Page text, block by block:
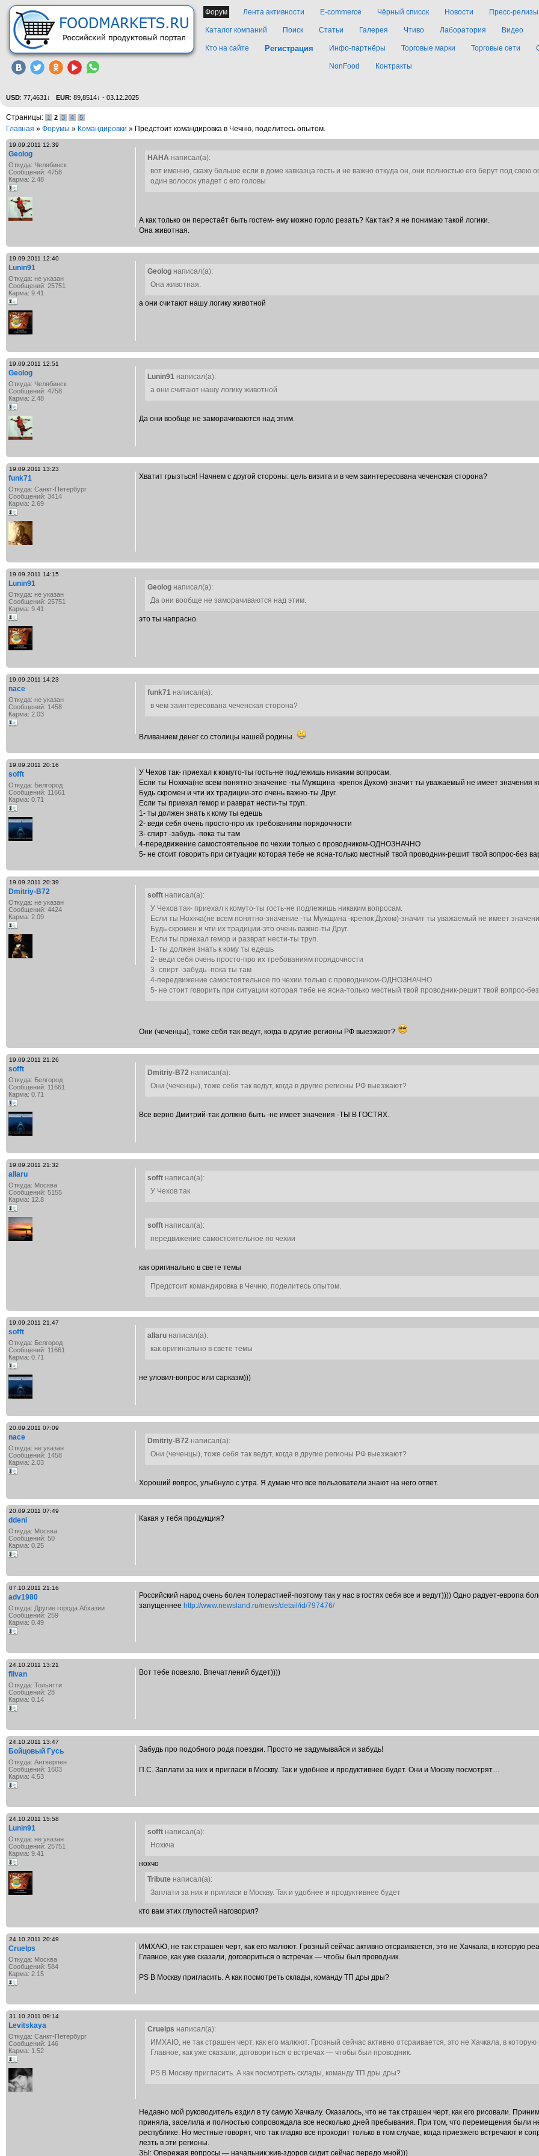
Форум Лента активности E-commerce Чёрный список Новости Пресс-релизы
Каталог компаний Поиск Статьи Галерея Чтиво Лаборатория Видео
Кто на сайте Регистрация Инфо-партнёры Торговые марки Торговые сети
NonFood Контракты
USD: 77,4631↓ EUR: 89,8514↓ - 03.12.2025
Страницы: 1 2 3 4 5
Главная » Форумы » Командировки » Предстоит командировка в Чечню, поделитесь опытом.
19.09.2011 12:39
Geolog
Откуда: Челябинск
Сообщений: 4758
Карма: 2.48
НАНА написал(а):
вот именно, скажу больше если в доме кавказца гость и не важно откуда он, они полностью его берут под свою
один волосок упадет с его головы
А как только он перестаёт быть гостем- ему можно горло резать? Как так? я не понимаю такой логики.
Она животная.
19.09.2011 12:40
Lunin91
Откуда: не указан
Сообщений: 25751
Карма: 9.41
Geolog написал(а):
Она животная.
а они считают нашу логику животной
19.09.2011 12:51
Geolog
Откуда: Челябинск
Сообщений: 4758
Карма: 2.48
Lunin91 написал(а):
а они считают нашу логику животной
Да они вообще не заморачиваются над этим.
19.09.2011 13:23
funk71
Откуда: Санкт-Петербург
Сообщений: 3414
Карма: 2.69
Хватит грызться! Начнем с другой стороны: цель визита и в чем заинтересована чеченская сторона?
19.09.2011 14:15
Lunin91
Откуда: не указан
Сообщений: 25751
Карма: 9.41
Geolog написал(а):
Да они вообще не заморачиваются над этим.
это ты напрасно.
19.09.2011 14:23
nace
Откуда: не указан
Сообщений: 1458
Карма: 2.03
funk71 написал(а):
в чем заинтересована чеченская сторона?
Вливанием денег со столицы нашей родины.
19.09.2011 20:16
sofft
Откуда: Белгород
Сообщений: 11661
Карма: 0.71
У Чехов так- приехал к комуто-ты гость-не подлежишь никаким вопросам.
Если ты Нохкча(не всем понятно-значение -ты Мужщина -крепок Духом)-значит ты уважаемый не имеет значения
Будь скромен и чти их традиции-это очень важно-ты Друг.
Если ты приехал гемор и разврат нести-ты труп.
1- ты должен знать к кому ты едешь
2- веди себя очень просто-про их требованиям порядочности
3- спирт -забудь -пока ты там
4-передвижение самостоятельное по чехии только с проводником-ОДНОЗНАЧНО
5- не стоит говорить при ситуации которая тебе не ясна-только местный твой проводник-решит твой вопрос-без
19.09.2011 20:39
Dmitriy-B72
Откуда: не указан
Сообщений: 4424
Карма: 2.09
sofft написал(а):
У Чехов так- приехал к комуто-ты гость-не подлежишь никаким вопросам.
Если ты Нохкча(не всем понятно-значение -ты Мужщина -крепок Духом)-значит ты уважаемый не имеет
Будь скромен и чти их традиции-это очень важно-ты Друг.
Если ты приехал гемор и разврат нести-ты труп.
1- ты должен знать к кому ты едешь
2- веди себя очень просто-про их требованиям порядочности
3- спирт -забудь -пока ты там
4-передвижение самостоятельное по чехии только с проводником-ОДНОЗНАЧНО
5- не стоит говорить при ситуации которая тебе не ясна-только местный твой проводник-решит твой вопрос-
Они (чеченцы), тоже себя так ведут, когда в другие регионы РФ выезжают?
19.09.2011 21:26
sofft
Откуда: Белгород
Сообщений: 11661
Карма: 0.71
Dmitriy-B72 написал(а):
Они (чеченцы), тоже себя так ведут, когда в другие регионы РФ выезжают?
Все верно Дмитрий-так должно быть -не имеет значения -ТЫ В ГОСТЯХ.
19.09.2011 21:32
allaru
Откуда: Москва
Сообщений: 5155
Карма: 12.8
sofft написал(а):
У Чехов так
sofft написал(а):
передвижение самостоятельное по чехии
как оригинально в свете темы
Предстоит командировка в Чечню, поделитесь опытом.
19.09.2011 21:47
sofft
Откуда: Белгород
Сообщений: 11661
Карма: 0.71
allaru написал(а):
как оригинально в свете темы
не уловил-вопрос или сарказм)))
20.09.2011 07:09
nace
Откуда: не указан
Сообщений: 1458
Карма: 2.03
Dmitriy-B72 написал(а):
Они (чеченцы), тоже себя так ведут, когда в другие регионы РФ выезжают?
Хороший вопрос, улыбнуло с утра. Я думаю что все пользователи знают на него ответ.
20.09.2011 07:49
ddeni
Откуда: Москва
Сообщений: 50
Карма: 0.25
Какая у тебя продукция?
07.10.2011 21:16
adv1980
Откуда: Другие города Абхазии
Сообщений: 259
Карма: 0.49
Российский народ очень болен толерастией-поэтому так у нас в гостях себя все и ведут)))) Одно радует-европа
запущеннее http://www.newsland.ru/news/detail/id/797476/
24.10.2011 13:21
fiivan
Откуда: Тольятти
Сообщений: 28
Карма: 0.14
Вот тебе повезло. Впечатлений будет))))
24.10.2011 13:47
Бойцовый Гусь
Откуда: Антверпен
Сообщений: 1603
Карма: 4.53
Забудь про подобного рода поездки. Просто не задумывайся и забудь!
П.С. Заплати за них и пригласи в Москву. Так и удобнее и продуктивнее будет. Они и Москву посмотрят…
24.10.2011 15:58
Lunin91
Откуда: не указан
Сообщений: 25751
Карма: 9.41
sofft написал(а):
Нохкча
нохчо
Tribute написал(а):
Заплати за них и пригласи в Москву. Так и удобнее и продуктивнее будет
кто вам этих глупостей наговорил?
24.10.2011 20:49
Cruelps
Откуда: Москва
Сообщений: 584
Карма: 2.15
ИМХАЮ, не так страшен черт, как его малюют. Грозный сейчас активно отсраивается, это не Хачкала, в которую
Главное, как уже сказали, договориться о встречах — чтобы был проводник.
PS В Москву пригласить. А как посмотреть склады, команду ТП дры дры?
31.10.2011 09:14
Levitskaya
Откуда: Санкт-Петербург
Сообщений: 146
Карма: 1.52
Cruelps написал(а):
ИМХАЮ, не так страшен черт, как его малюют. Грозный сейчас активно отсраивается, это не Хачкала, в
Главное, как уже сказали, договориться о встречах — чтобы был проводник.
PS В Москву пригласить. А как посмотреть склады, команду ТП дры дры?
Недавно мой руководитель ездил в ту самую Хачкалу. Оказалось, что не так страшен черт, как его рисовали.
приняла, заселила и полностью сопровождала все несколько дней пребывания. При том, что перемещения были
республике. Но местные говорят, что так гладко все проходит только в том случае, когда приезжего встречают и
лезть в эти регионы.
ЗЫ: Опережая вопросы — начальник жив-здоров сидит сейчас передо мной)))